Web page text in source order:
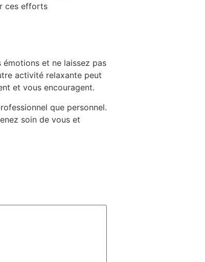
ces efforts
émotions et ne laissez pas
activité relaxante peut
et vous encouragent.
que personnel.
soin de vous et